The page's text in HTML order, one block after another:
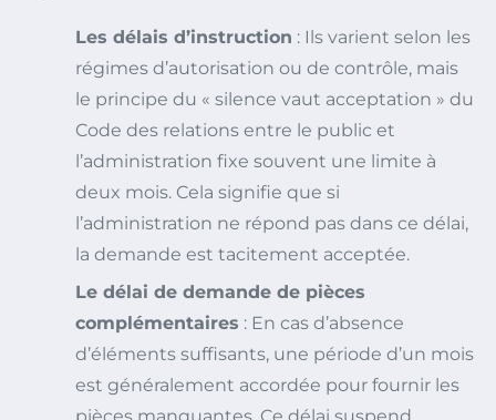
Les délais d’instruction : Ils varient selon les
régimes d’autorisation ou de contrôle, mais
le principe du « silence vaut acceptation » du
Code des relations entre le public et
l’administration fixe souvent une limite à
deux mois. Cela signifie que si
l’administration ne répond pas dans ce délai,
la demande est tacitement acceptée.
Le délai de demande de pièces
complémentaires : En cas d’absence
d’éléments suffisants, une période d’un mois
est généralement accordée pour fournir les